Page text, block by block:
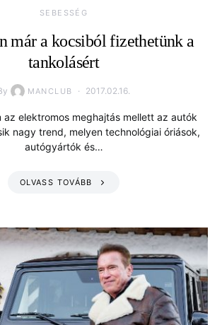
SEBESSÉG
már a kocsiból fizethetünk a
tankolásért
MANCLUB 2017.02.16.
az elektromos meghajtás mellett az autók
nagy trend, melyen technológiai óriások,
autógyártók és…
OLVASS TOVÁBB